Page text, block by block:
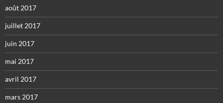
août 2017
juillet 2017
juin 2017
mai 2017
avril 2017
mars 2017